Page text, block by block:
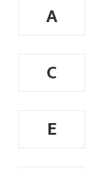
A
C
E